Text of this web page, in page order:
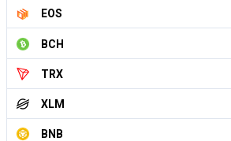
EOS
BCH
TRX
XLM
BNB